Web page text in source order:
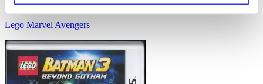
Lego Marvel Avengers